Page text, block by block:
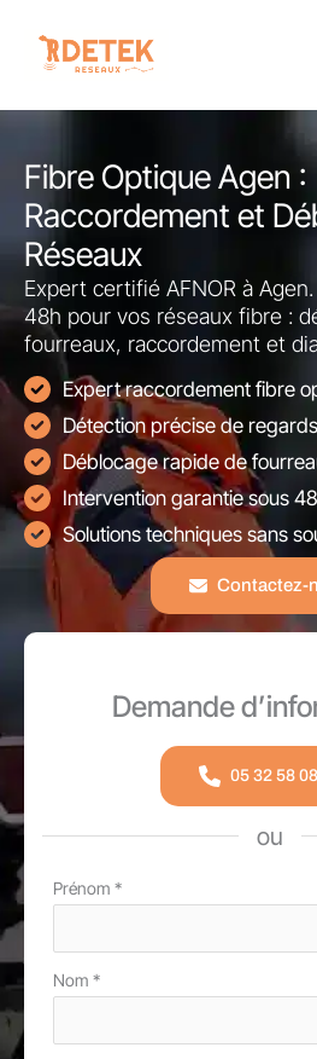
contenu
Fibre Optique Agen :
Raccordement et
Réseaux
Expert certifié AFNOR à
48h pour vos réseaux fibre :
fourreaux, raccordement et
Expert raccordement fibre
Détection précise de
Déblocage rapide de
Intervention garantie sous
Solutions techniques sans
Contactez-
Demande
05 32 58
ou
Formulaire
avec
téléphone
Prénom *
Nom *